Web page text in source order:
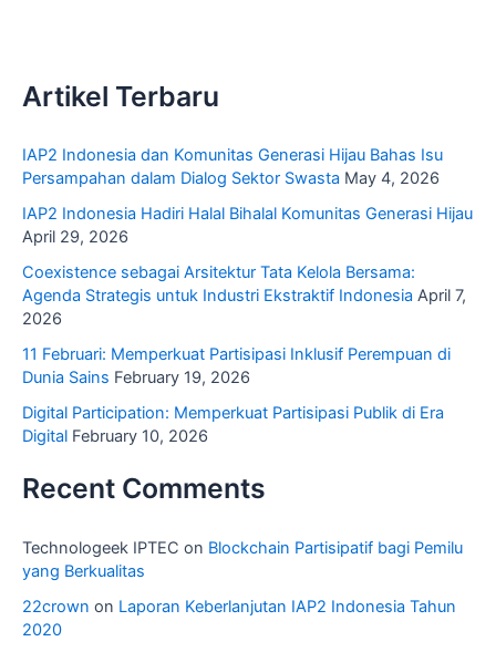
Artikel Terbaru
IAP2 Indonesia dan Komunitas Generasi Hijau Bahas Isu
Persampahan dalam Dialog Sektor Swasta May 4, 2026
IAP2 Indonesia Hadiri Halal Bihalal Komunitas Generasi Hijau
April 29, 2026
Coexistence sebagai Arsitektur Tata Kelola Bersama:
Agenda Strategis untuk Industri Ekstraktif Indonesia April 7,
2026
11 Februari: Memperkuat Partisipasi Inklusif Perempuan di
Dunia Sains February 19, 2026
Digital Participation: Memperkuat Partisipasi Publik di Era
Digital February 10, 2026
Recent Comments
Technologeek IPTEC on Blockchain Partisipatif bagi Pemilu
yang Berkualitas
22crown on Laporan Keberlanjutan IAP2 Indonesia Tahun
2020